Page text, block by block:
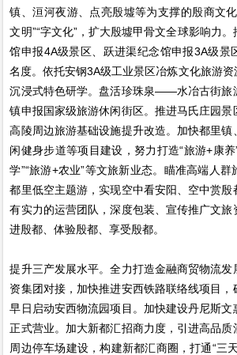
镇、洹河夜游、点亮殷墟等为支撑的殷商文
文明”“字文化”，扩大殷墟甲骨文全球影响力
馆申报4A级景区、跃进渠纪念馆申报3A级景
名度。依托安钢3A级工业景区冶炼文化旅游
沉浸式特色研学。盘活珍珠泉——水冶古街旅
镇申报国家级旅游休闲街区。推进马氏庄园
高陵周边旅游基础设施提升改造。加快都里
闲健身步道等项目建设，努力打造“旅游+康养
学”“旅游+农业”等文旅新业态。瞄准高端人
都里低空主题游，实现空中看安阳、空中赏殷
有实力的运营团队，深度包装、宣传推广文旅
进殷都、体验殷都、享受殷都。
提升三产发展水平。全力打造金融商贸物流
资集团对接，加快推进安西铁路联络线项目，
早日启动安西物流园项目。加快建设丹尼斯
正式营业。加大新都汇招商力度，引进高品质
周边停车场建设，构建新都汇商圈，打通“三